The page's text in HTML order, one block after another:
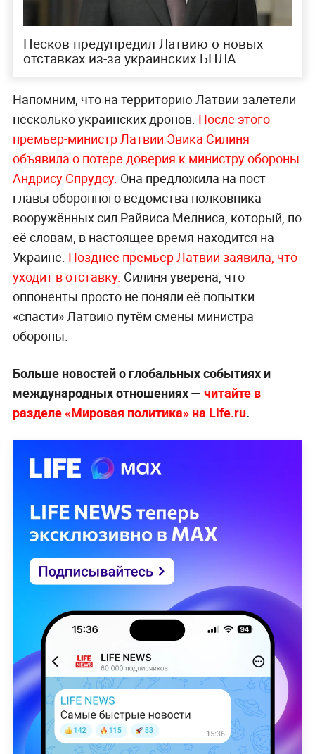
Песков предупредил Латвию о новых
отставках из-за украинских БПЛА
Напомним, что на территорию Латвии залетели
несколько украинских дронов. После этого
премьер-министр Латвии Эвика Силиня
объявила о потере доверия к министру обороны
Андрису Спрудсу. Она предложила на пост
главы оборонного ведомства полковника
вооружённых сил Райвиса Мелниса, который, по
её словам, в настоящее время находится на
Украине. Позднее премьер Латвии заявила, что
уходит в отставку. Силиня уверена, что
оппоненты просто не поняли её попытки
«спасти» Латвию путём смены министра
обороны.
Больше новостей о глобальных событиях и
международных отношениях — читайте в
разделе «Мировая политика» на Life.ru.